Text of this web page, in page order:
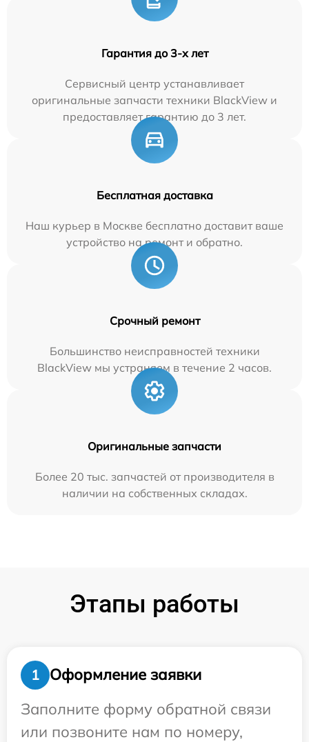
Гарантия до 3-х лет
Сервисный центр устанавливает
оригинальные запчасти техники BlackView и
предоставляет гарантию до 3 лет.
Бесплатная доставка
Наш курьер в Москве бесплатно доставит ваше
устройство на ремонт и обратно.
Срочный ремонт
Большинство неисправностей техники
BlackView мы устраняем в течение 2 часов.
Оригинальные запчасти
Более 20 тыс. запчастей от производителя в
наличии на собственных складах.
Этапы работы
1
Оформление заявки
Заполните форму обратной связи
или позвоните нам по номеру,